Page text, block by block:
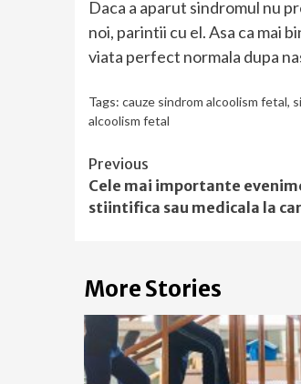
Daca a aparut sindromul nu
noi, parintii cu el. Asa ca mai
viata perfect normala dupa
Tags: cauze sindrom alcoolism fetal,
alcoolism fetal
Continue
Reading
Previous
Cele mai importante
stiintifica sau medicala la
More Stories